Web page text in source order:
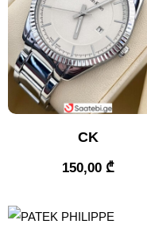
CK
150,00 ₾